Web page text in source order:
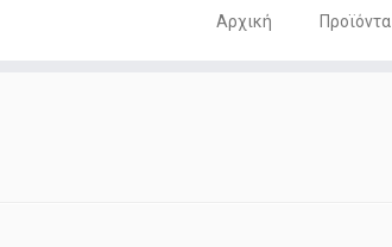
Αρχική Προϊόντα